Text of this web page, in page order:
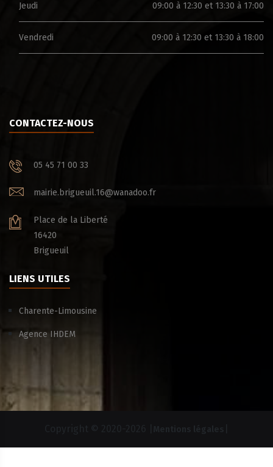
Jeudi 09:00 à 12:30 et 13:30 à 17:00
Vendredi 09:00 à 12:30 et 13:30 à 18:00
CONTACTEZ-NOUS
05 45 71 00 33
mairie.brigueuil.16@wanadoo.fr
Place de la Liberté
16420
Brigueuil
LIENS UTILES
Charente-Limousine
Agence IHDEM